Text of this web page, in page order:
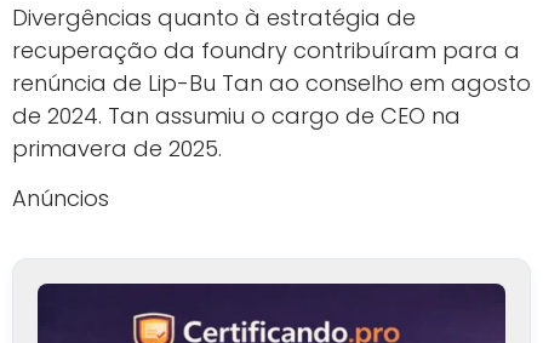
Divergências quanto à estratégia de
recuperação da foundry contribuíram para a
renúncia de Lip-Bu Tan ao conselho em agosto
de 2024. Tan assumiu o cargo de CEO na
primavera de 2025.
Anúncios